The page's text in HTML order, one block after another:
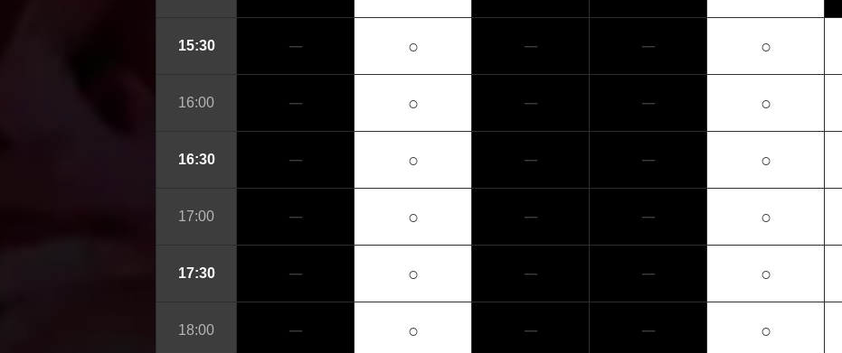
15:30 ─ ○ ─ ─ ○
16:00 ─ ○ ─ ─ ○
16:30 ─ ○ ─ ─ ○
17:00 ─ ○ ─ ─ ○
17:30 ─ ○ ─ ─ ○
18:00 ─ ○ ─ ─ ○